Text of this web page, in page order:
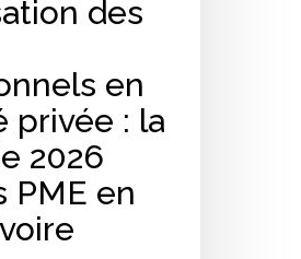
des
en
privée : la
2026
PME en